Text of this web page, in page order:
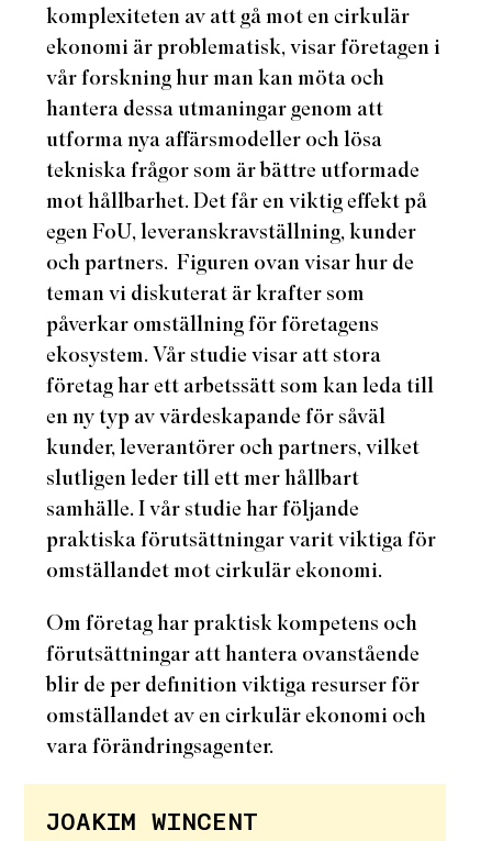
komplexiteten av att gå mot en cirkulär
ekonomi är problematisk, visar företagen i
vår forskning hur man kan möta och
hantera dessa utmaningar genom att
utforma nya affärsmodeller och lösa
tekniska frågor som är bättre utformade
mot hållbarhet. Det får en viktig effekt på
egen FoU, leveranskravställning, kunder
och partners. Figuren ovan visar hur de
teman vi diskuterat är krafter som
påverkar omställning för företagens
ekosystem. Vår studie visar att stora
företag har ett arbetssätt som kan leda till
en ny typ av värdeskapande för såväl
kunder, leverantörer och partners, vilket
slutligen leder till ett mer hållbart
samhälle. I vår studie har följande
praktiska förutsättningar varit viktiga för
omställandet mot cirkulär ekonomi.
Om företag har praktisk kompetens och
förutsättningar att hantera ovanstående
blir de per definition viktiga resurser för
omställandet av en cirkulär ekonomi och
vara förändringsagenter.
JOAKIM WINCENT